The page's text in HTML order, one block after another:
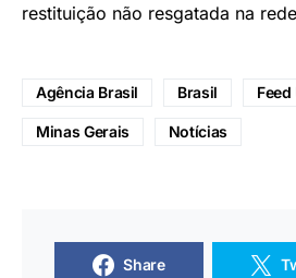
restituição não resgatada na
Agência Brasil Brasil
Minas Gerais Notícias
Share